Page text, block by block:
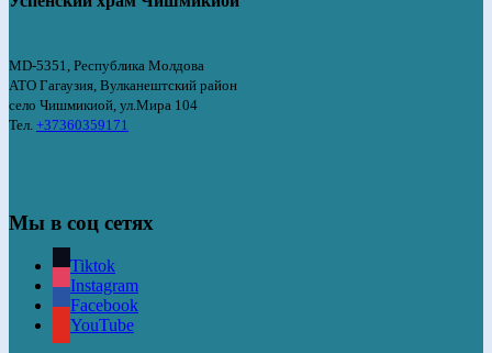
MD-5351, Республика Молдова
АТО Гагаузия, Вулканештский район
село Чишмикиой, ул.Мира 104
Тел. +37360359171
Мы в соц сетях
Tiktok
Instagram
Facebook
YouTube